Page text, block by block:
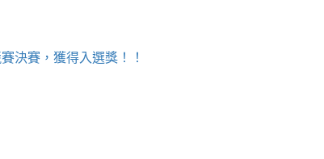
決賽，獲得入選獎！！